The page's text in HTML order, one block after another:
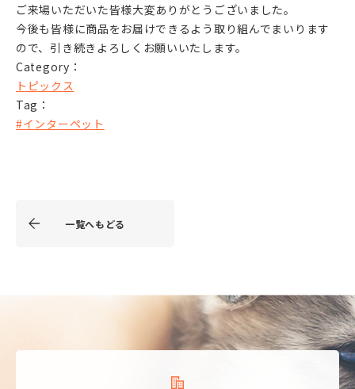
ご来場いただいた皆様大変ありがとうございました。
今後も皆様に商品をお届けできるよう取り組んでまいります
ので、引き続きよろしくお願いいたします。
Category：
トピックス
Tag：
#インターペット
一覧へもどる